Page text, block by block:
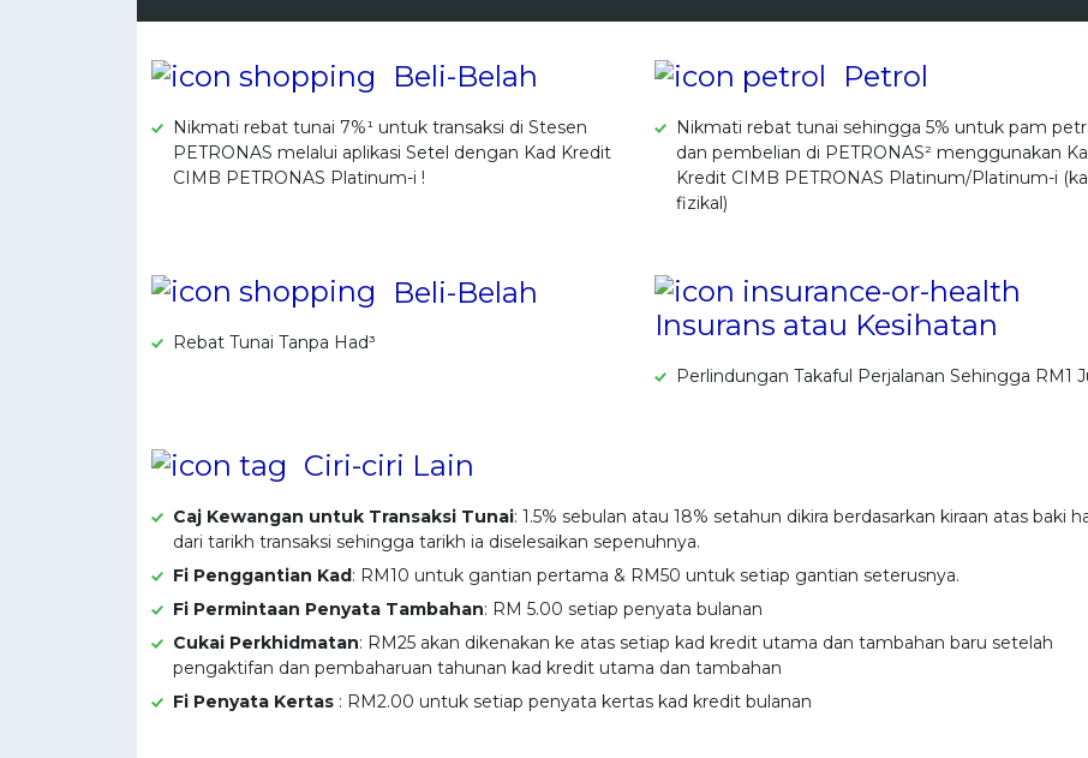
Beli-Belah
Nikmati rebat tunai 7%¹ untuk transaksi di Stesen
PETRONAS melalui aplikasi Setel dengan Kad Kredit
CIMB PETRONAS Platinum-i !
Petrol
Nikmati rebat tunai sehingga 5% untuk pam
dan pembelian di PETRONAS² menggunakan
Kredit CIMB PETRONAS Platinum/Platinum-i
fizikal)
Beli-Belah
Rebat Tunai Tanpa Had³ Insurans atau Kesihatan
Perlindungan Takaful Perjalanan Sehingga RM1
Ciri-ciri Lain
Caj Kewangan untuk Transaksi Tunai: 1.5% sebulan atau 18% setahun dikira berdasarkan kiraan atas baki
dari tarikh transaksi sehingga tarikh ia diselesaikan sepenuhnya.
Fi Penggantian Kad: RM10 untuk gantian pertama & RM50 untuk setiap gantian seterusnya.
Fi Permintaan Penyata Tambahan: RM 5.00 setiap penyata bulanan
Cukai Perkhidmatan: RM25 akan dikenakan ke atas setiap kad kredit utama dan tambahan baru setelah
pengaktifan dan pembaharuan tahunan kad kredit utama dan tambahan
Fi Penyata Kertas : RM2.00 untuk setiap penyata kertas kad kredit bulanan